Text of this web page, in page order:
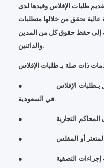
طلبات الإفلاس وقيدها لدى
عالية نحقق من خلالها متطلبات
إلى حفظ حقوق كل من المدين
والدائنين.
ذات صلة بـ طلبات الإفلاس
● تقديم الاستشارات القانونية فيما يتعلق بـطلبات الإفلاس
في السعودية.